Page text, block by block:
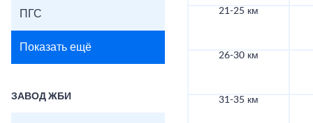
ПГС
Показать ещё
ЗАВОД ЖБИ
21-25 км
26-30 км
31-35 км